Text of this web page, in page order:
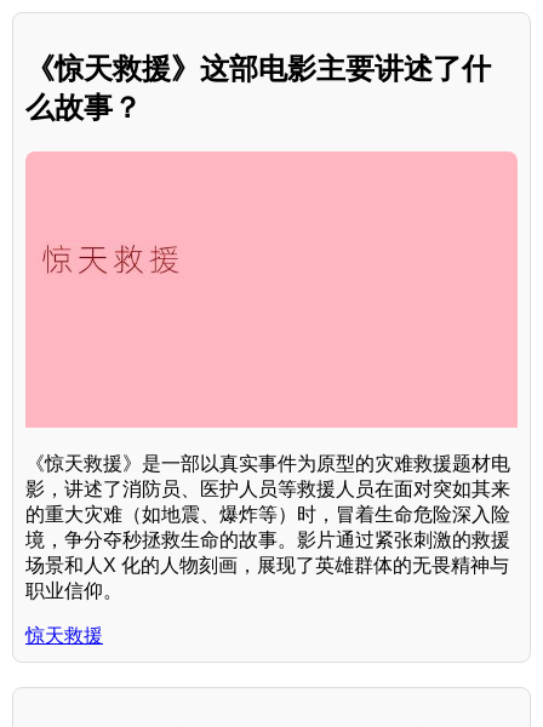
《惊天救援》这部电影主要讲述了什
么故事？
《惊天救援》是一部以真实事件为原型的灾难救援题材电
影，讲述了消防员、医护人员等救援人员在面对突如其来
的重大灾难（如地震、爆炸等）时，冒着生命危险深入险
境，争分夺秒拯救生命的故事。影片通过紧张刺激的救援
场景和人X 化的人物刻画，展现了英雄群体的无畏精神与
职业信仰。
惊天救援